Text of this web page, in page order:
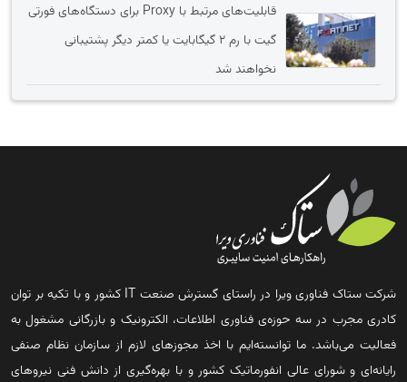
قابلیت‌های مرتبط با Proxy برای دستگاه‌های فورتی
گیت با رم 2 گیگابایت یا کمتر دیگر پشتیبانی
نخواهند شد
شرکت ستاک فناوری ویرا در راستای گسترش صنعت IT کشور و با تکیه بر توان
کادری مجرب در سه حوزه‌ی فناوری اطلاعات، الکترونیک و بازرگانی مشغول به
فعالیت می‌باشد. ما توانسته‌ایم با اخذ مجوزهای لازم از سازمان نظام صنفی
رایانه‌ای و شورای عالی انفورماتیک کشور و با بهره‌گیری از دانش فنی نیروهای